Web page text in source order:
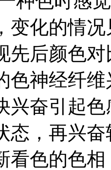
变化的情况
先后颜色
色神经纤
兴奋引起
态，再兴
看色的色